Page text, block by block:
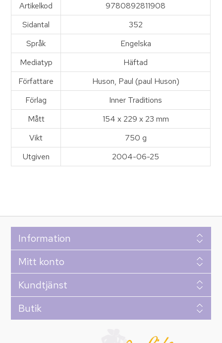
Artikelkod
9780892811908
Sidantal
352
Språk
Engelska
Mediatyp
Häftad
Författare
Huson, Paul (paul Huson)
Förlag
Inner Traditions
Mått
154 x 229 x 23 mm
Vikt
750 g
Utgiven
2004-06-25
Information
Mitt konto
Kundtjänst
Butik